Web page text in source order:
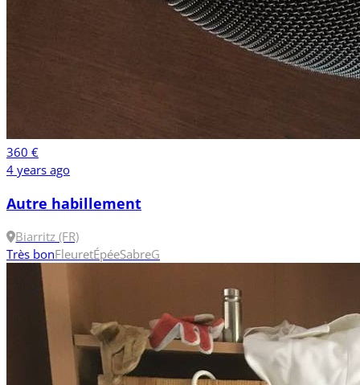
360 €
4 years ago
Autre habillement
Biarritz (FR)
Très bonFleuretÉpéeSabreG